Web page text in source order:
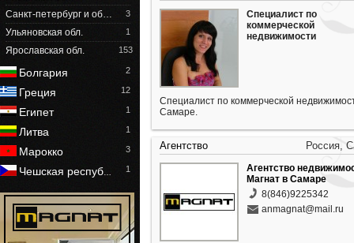
Санкт-петербург и об… 3
Ульяновская обл. 1
Ярославская обл. 153
Болгария 2
Греция 12
Египет 1
Литва 1
Марокко 3
Чешская респуб 1
Специалист по
коммерческой
недвижимости
Специалист по коммерческой
Самаре.
Агентство Россия,
Агентство
Магнат в Самаре
8(846)9225342
anmagnat@mail.ru